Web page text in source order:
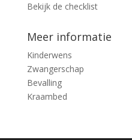
Bekijk de checklist
Meer informatie
Kinderwens
Zwangerschap
Bevalling
Kraambed